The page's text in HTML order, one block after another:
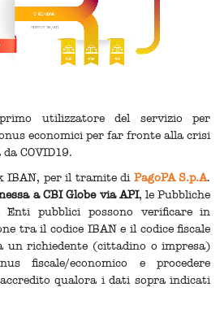
utilizzatore del servizio per
economici per far fronte alla crisi
COVID19.
IBAN, per il tramite di PagoPA S.p.A.
a CBI Globe via API, le Pubbliche
pubblici possono verificare in
tra il codice IBAN e il codice fiscale
richiedente (cittadino o impresa)
fiscale/economico e procedere
qualora i dati sopra indicati